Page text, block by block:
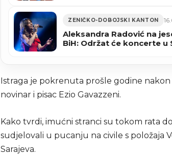
ZENIČKO-DOBOJSKI KANTON
Aleksandra Radović na
BiH: Održat će koncerte u
Istraga je pokrenuta prošle godine
novinar i pisac Ezio Gavazzeni.
Kako tvrdi, imućni stranci su tokom rata
sudjelovali u pucanju na civile s položaja
Sarajeva.